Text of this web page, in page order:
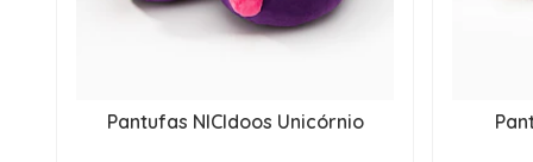
Pantufas NICIdoos Unicórnio